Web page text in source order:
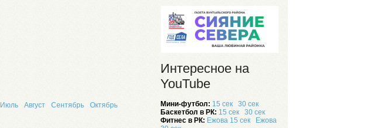
Июль Август Сентябрь
Октябрь
Интересное на
YouTube
Мини-футбол: 15 сек
30 сек
Баскетбол в РК: 15 сек
30 сек
Фитнес в РК: Ежова 15 сек
Ежова